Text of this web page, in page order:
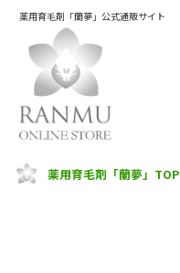
薬用育毛剤「蘭夢」公式通販サイト
薬用育毛剤「蘭夢」TOP